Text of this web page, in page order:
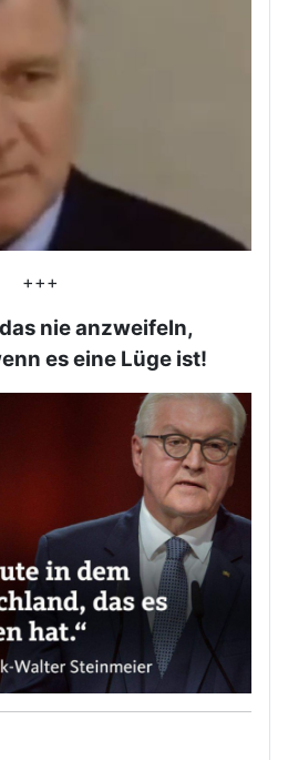
+++
nie anzweifeln,
es eine Lüge ist!